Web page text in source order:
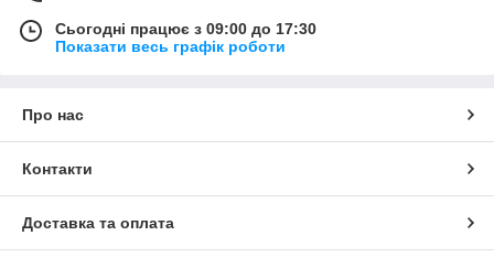
Сьогодні працює з 09:00 до 17:30
Показати весь графік роботи
Про нас
Контакти
Доставка та оплата